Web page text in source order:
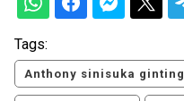
Tags:
Anthony sinisuka ginting